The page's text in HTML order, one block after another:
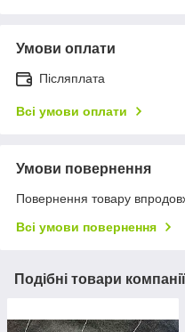
Умови оплати
Післяплата
Всі умови оплати
Умови повернення
Повернення товару
Всі умови повернення
Подібні товари компанії